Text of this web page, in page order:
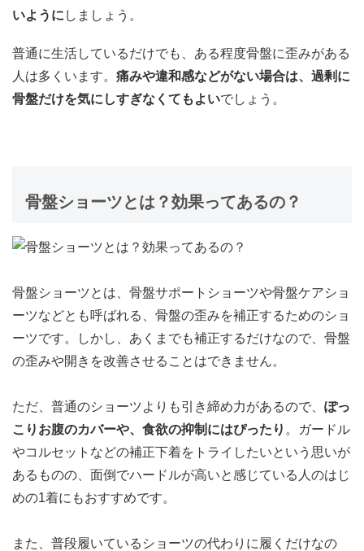
いように しましょう。
普通に生活しているだけでも、ある程度骨盤に歪みがある
人は多くいます。 痛みや違和感などがない場合は、過剰に
骨盤だけを気にしすぎなくてもよいでしょう。
骨盤ショーツとは？効果ってあるの？
骨盤ショーツとは、骨盤サポートショーツや骨盤ケアショ
ーツなどとも呼ばれる、骨盤の歪みを補正するためのショ
ーツです。しかし、あくまでも補正するだけなので、骨盤
の歪みや開きを改善させることはできません。
ただ、普通のショーツよりも引き締め力があるので、 ぽっ
こりお腹のカバーや、食欲の抑制にはぴったり 。ガードル
やコルセットなどの補正下着をトライしたいという思いが
あるものの、面倒でハードルが高いと感じている人のはじ
めの1着にもおすすめです。
また、普段履いているショーツの代わりに履くだけなの